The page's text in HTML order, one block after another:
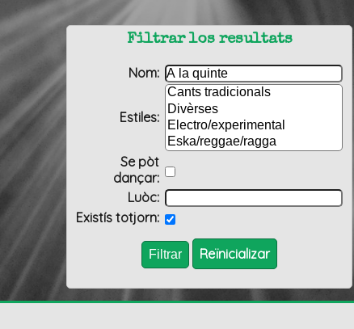
Filtrar los resultats
Nom:
Estiles:
Se pòt
dançar:
Luòc:
Existís totjorn:
Reïnicializar